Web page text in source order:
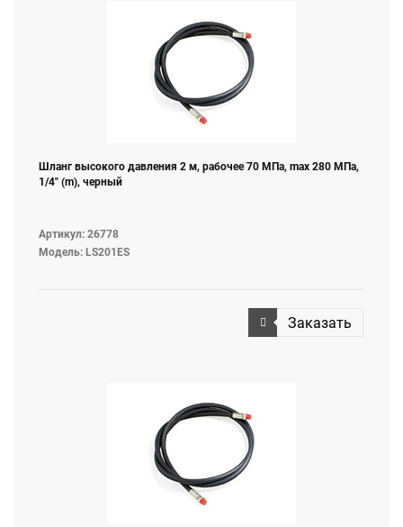
Шланг высокого давления 2 м, рабочее 70 МПа, max 280 МПа,
1/4" (m), черный
Артикул: 26778
Модель: LS201ES
Заказать